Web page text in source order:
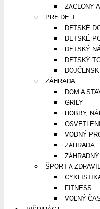
ZÁCLONY
PRE DETI
DETSKÉ
DETSKÉ
DETSKÝ
DETSKÝ
ZÁHRADA
DOM A
GRILY
HOBBY,
VODNÝ
ZÁHRADA
ŠPORT A
FITNESS
VOĽNÝ ČAS